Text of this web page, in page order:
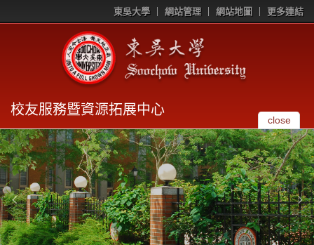
東吳大學 網站管理 網站地圖 更多連結
校友服務暨資源拓展中心
close